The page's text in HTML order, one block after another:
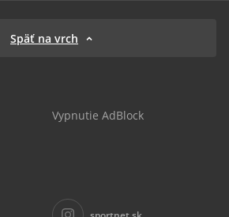
Späť na vrch
Vypnutie AdBlock